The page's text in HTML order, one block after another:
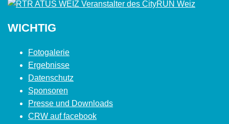
WICHTIG
Fotogalerie
Ergebnisse
Datenschutz
Sponsoren
Presse und Downloads
CRW auf facebook